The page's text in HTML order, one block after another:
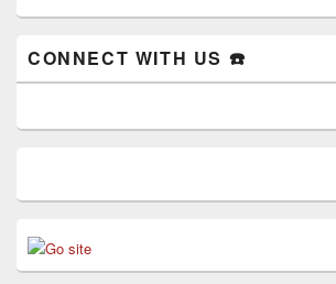
CONNECT WITH US ☎️